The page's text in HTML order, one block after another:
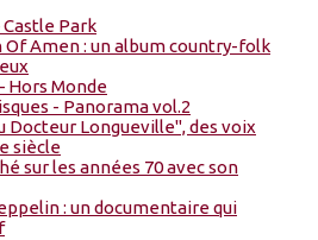
Park
Of Amen : un album country-folk
Hors Monde
- Panorama vol.2
Docteur Longueville", des voix
siècle
sur les années 70 avec son
: un documentaire qui